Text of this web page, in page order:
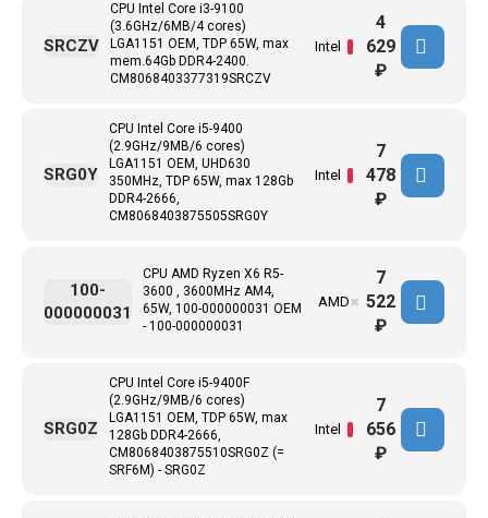
CPU Intel Core i3-9100
(3.6GHz/6MB/4 cores)
LGA1151 OEM, TDP 65W, max
mem.64Gb DDR4-2400.
CM8068403377319SRCZV
Intel
SRCZV
4
629
₽
CPU Intel Core i5-9400
(2.9GHz/9MB/6 cores)
LGA1151 OEM, UHD630
350MHz, TDP 65W, max 128Gb
DDR4-2666,
CM8068403875505SRG0Y
Intel
SRG0Y
7
478
₽
CPU AMD Ryzen X6 R5-
3600 , 3600MHz AM4,
65W, 100-000000031 OEM
- 100-000000031
AMD
100-
000000031
✖
7
522
₽
CPU Intel Core i5-9400F
(2.9GHz/9MB/6 cores)
LGA1151 OEM, TDP 65W, max
128Gb DDR4-2666,
CM8068403875510SRG0Z (=
SRF6M) - SRG0Z
Intel
SRG0Z
7
656
₽